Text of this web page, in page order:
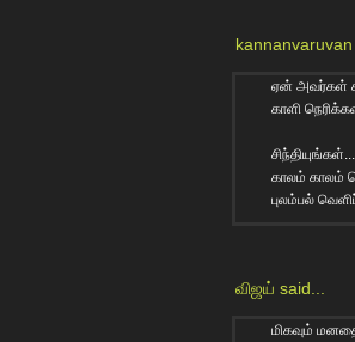
kannanvaruvan
ஏன் அவர்கள்
காளி
காலம் காலம்
புலம்பல்
விஜய் said...
மிகவும்